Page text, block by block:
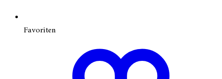
Favoriten